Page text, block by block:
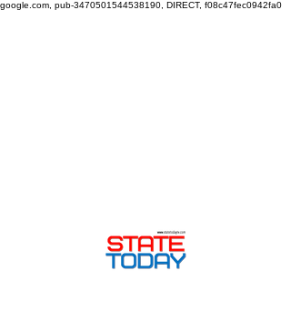
google.com, pub-3470501544538190, DIRECT, f08c47fec0942fa0